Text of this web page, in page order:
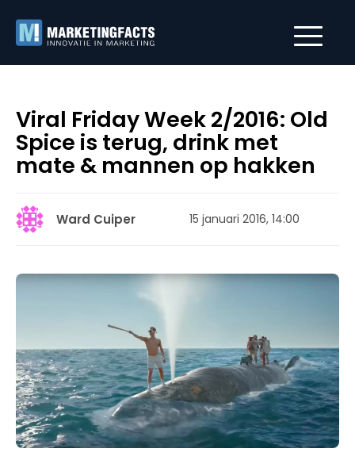
Viral Friday Week 2/2016: Old
Spice is terug, drink met
mate & mannen op hakken
Ward Cuiper 15 januari 2016, 14:00